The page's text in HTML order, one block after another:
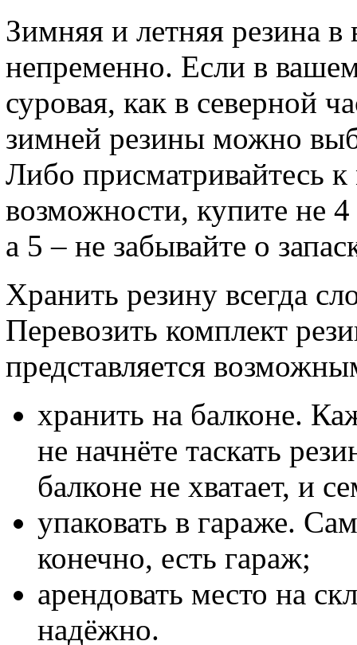
Зимняя и летняя резина
непременно. Если в
суровая, как в северной
зимней резины можно
Либо присматривайтесь
возможности, купите не 4
а 5 – не забывайте о
Хранить резину всегда
Перевозить комплект
представляется
хранить на балконе.
не начнёте таскать
балконе не хватает, и
упаковать в гараже.
конечно, есть гараж;
арендовать место на
надёжно.